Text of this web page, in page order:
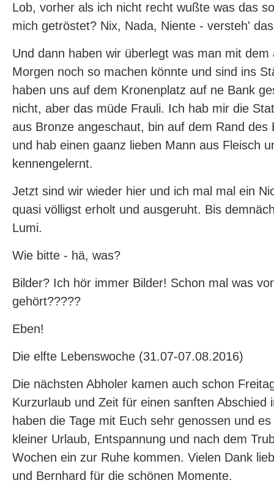
Lob, vorher als ich nicht recht wußte was das
mich getröstet? Nix, Nada, Niente - versteh'
Und dann haben wir überlegt was man mit dem
Morgen noch so machen könnte und sind ins
haben uns auf dem Kronenplatz auf ne Bank
nicht, aber das müde Frauli. Ich hab mir die
aus Bronze angeschaut, bin auf dem Rand des
und hab einen gaanz lieben Mann aus Fleisch
kennengelernt.
Jetzt sind wir wieder hier und ich mal mal ein
quasi völligst erholt und ausgeruht. Bis
Lumi.
Wie bitte - hä, was?
Bilder? Ich hör immer Bilder! Schon mal was
gehört?????
Eben!
Die elfte Lebenswoche (31.07-07.08.2016)
Die nächsten Abholer kamen auch schon
Kurzurlaub und Zeit für einen sanften Abschied
haben die Tage mit Euch sehr genossen und
kleiner Urlaub, Entspannung und nach dem
Wochen ein zur Ruhe kommen. Vielen Dank
und Bernhard für die schönen Momente.